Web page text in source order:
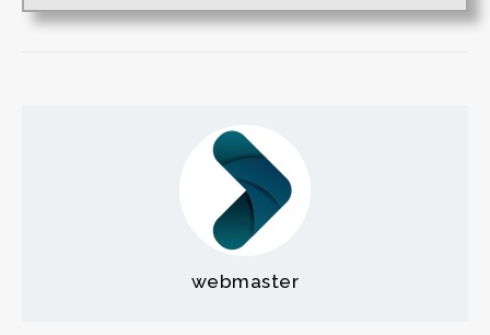
webmaster